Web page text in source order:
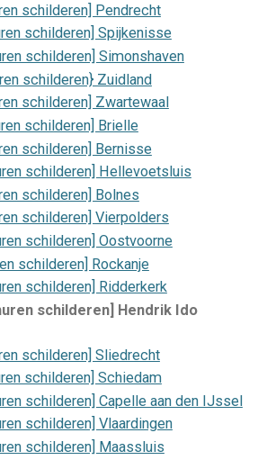
schilderen] Pendrecht
schilderen] Spijkenisse
schilderen] Simonshaven
schilderen} Zuidland
schilderen] Zwartewaal
schilderen] Brielle
schilderen] Bernisse
schilderen] Hellevoetsluis
schilderen] Bolnes
schilderen] Vierpolders
schilderen] Oostvoorne
schilderen] Rockanje
schilderen] Ridderkerk
schilderen] Hendrik Ido
schilderen] Sliedrecht
schilderen] Schiedam
schilderen] Capelle aan den IJssel
schilderen] Vlaardingen
schilderen] Maassluis